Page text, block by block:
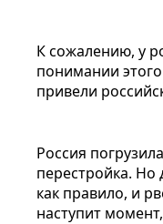
К сожалению, у
понимании
привели
Россия
перестройка. Но
как правило, и
наступит